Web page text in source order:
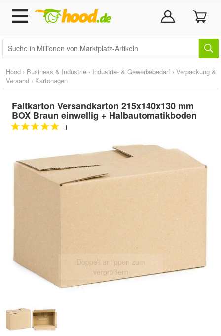
Hood › Business & Industrie › Industrie- & Gewerbebedarf › Verpackung &
Versand › Kartonagen
Faltkarton Versandkarton 215x140x130 mm
BOX Braun einwellig + Halbautomatikboden
1
Doppelt antippen zum
vergrößern